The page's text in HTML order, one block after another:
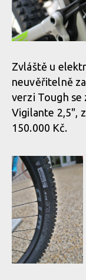
Zvláště u
neuvěřitelně
verzi Tough se
Vigilante 2,5",
150.000 Kč.